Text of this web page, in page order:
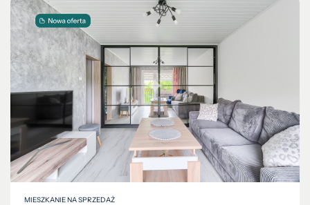
MIESZKANIE NA SPRZEDAŻ